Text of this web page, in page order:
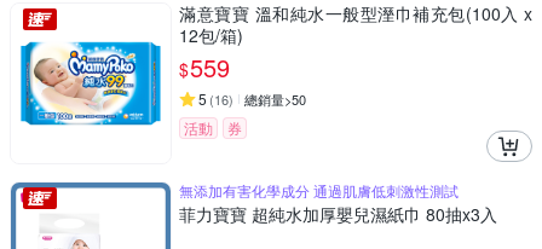
滿意寶寶 溫和純水一般型溼巾補充包(100入 x
12包/箱)
$559
5 (16) 總銷量>50
活動 券
無添加有害化學成分 通過肌膚低刺激性測試
菲力寶寶 超純水加厚嬰兒濕紙巾 80抽x3入